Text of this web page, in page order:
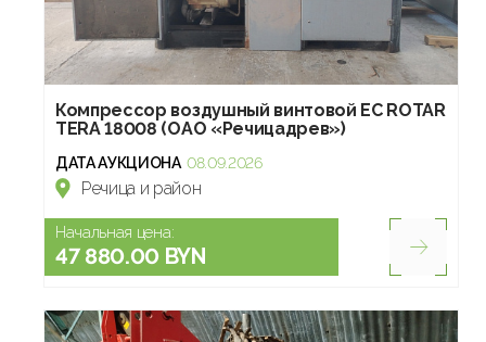
Компрессор воздушный винтовой EC ROTAR
TERA 18008 (ОАО «Речицадрев»)
ДАТА АУКЦИОНА 08.09.2026
Речица и район
Начальная цена:
47 880.00 BYN